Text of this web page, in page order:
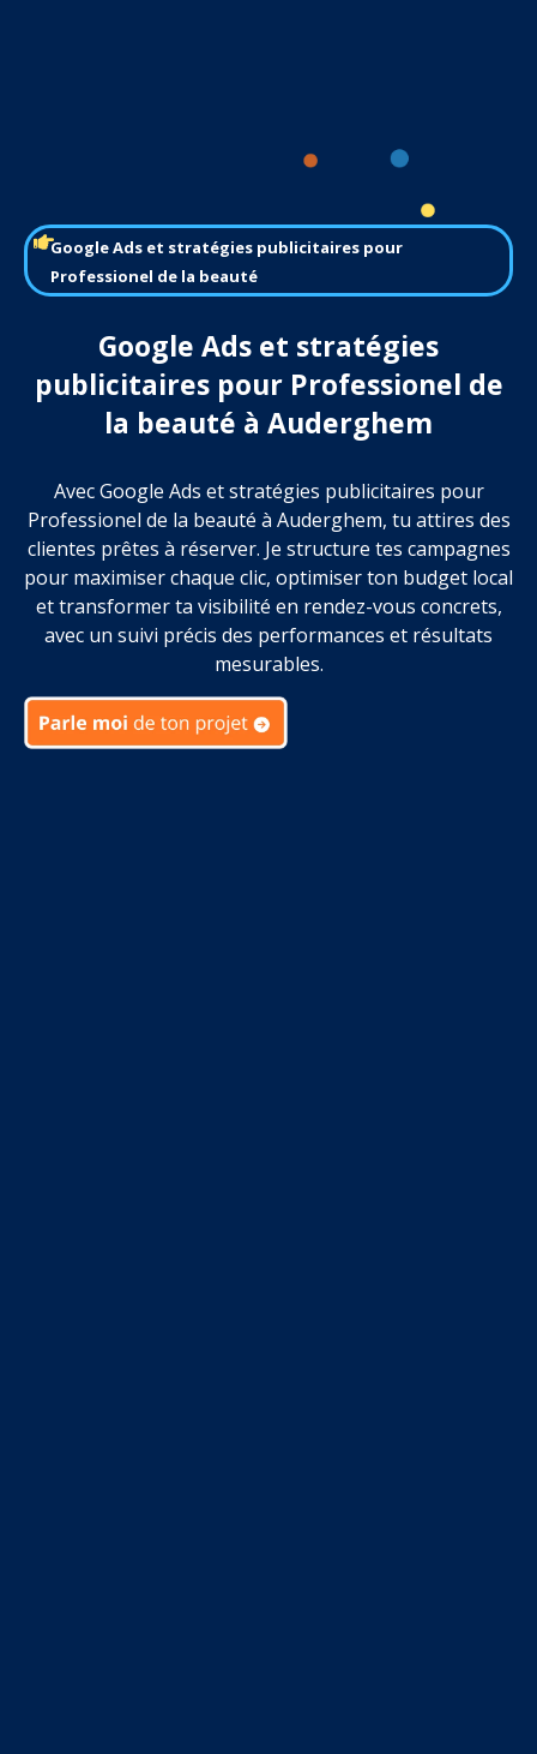
Google Ads et stratégies publicitaires pour
Professionel de la beauté
Google Ads et stratégies
publicitaires pour Professionel de
la beauté à Auderghem
Avec Google Ads et stratégies publicitaires pour
Professionel de la beauté à Auderghem, tu attires des
clientes prêtes à réserver. Je structure tes campagnes
pour maximiser chaque clic, optimiser ton budget local
et transformer ta visibilité en rendez-vous concrets,
avec un suivi précis des performances et résultats
mesurables.